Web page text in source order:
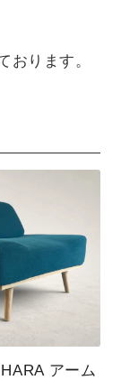
おります。
アーム